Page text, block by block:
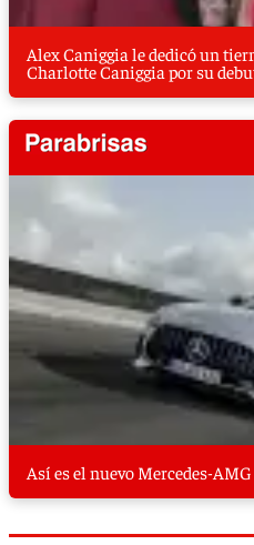
Alex Caniggia le dedicó un
Charlotte Caniggia por su
Así es el nuevo Mercedes-